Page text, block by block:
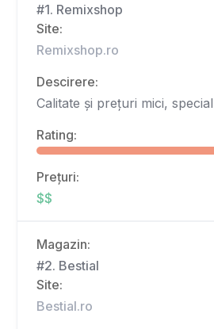
#1. Remixshop
Site:
Remixshop.ro
Descirere:
Calitate și prețuri mici,
Rating:
Prețuri:
$$
Magazin:
#2. Bestial
Site:
Bestial.ro